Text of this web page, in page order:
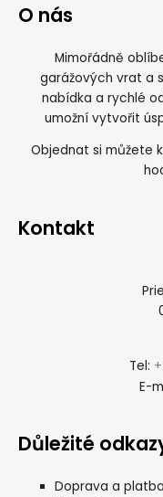
O nás
Mimořádně
garážových vrat a
nabídka a rychlé
umožní vytvořit
Objednat si můžete
Kontakt
Tel:
E-
Důležité
Doprava a platba